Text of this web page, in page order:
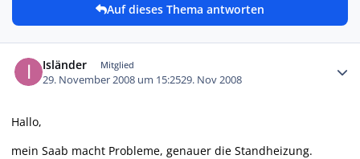
Auf dieses Thema antworten
Isländer Mitglied
29. November 2008 um 15:2529. Nov 2008
Hallo,
mein Saab macht Probleme, genauer die Standheizung.